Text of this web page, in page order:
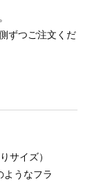
ずつご注文くだ
サイズ）
ようなフラ